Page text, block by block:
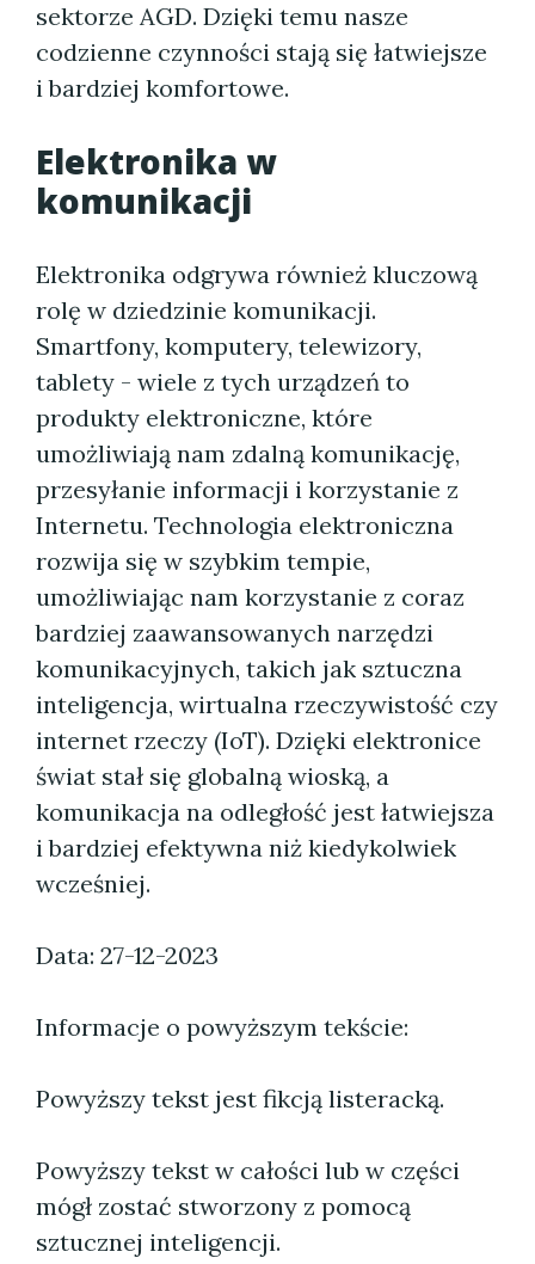
sektorze AGD. Dzięki temu nasze
codzienne czynności stają się łatwiejsze
i bardziej komfortowe.
Elektronika w
komunikacji
Elektronika odgrywa również kluczową
rolę w dziedzinie komunikacji.
Smartfony, komputery, telewizory,
tablety - wiele z tych urządzeń to
produkty elektroniczne, które
umożliwiają nam zdalną komunikację,
przesyłanie informacji i korzystanie z
Internetu. Technologia elektroniczna
rozwija się w szybkim tempie,
umożliwiając nam korzystanie z coraz
bardziej zaawansowanych narzędzi
komunikacyjnych, takich jak sztuczna
inteligencja, wirtualna rzeczywistość czy
internet rzeczy (IoT). Dzięki elektronice
świat stał się globalną wioską, a
komunikacja na odległość jest łatwiejsza
i bardziej efektywna niż kiedykolwiek
wcześniej.
Data: 27-12-2023
Informacje o powyższym tekście:
Powyższy tekst jest fikcją listeracką.
Powyższy tekst w całości lub w części
mógł zostać stworzony z pomocą
sztucznej inteligencji.